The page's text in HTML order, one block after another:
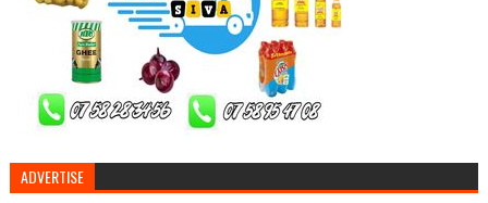
ADVERTISE